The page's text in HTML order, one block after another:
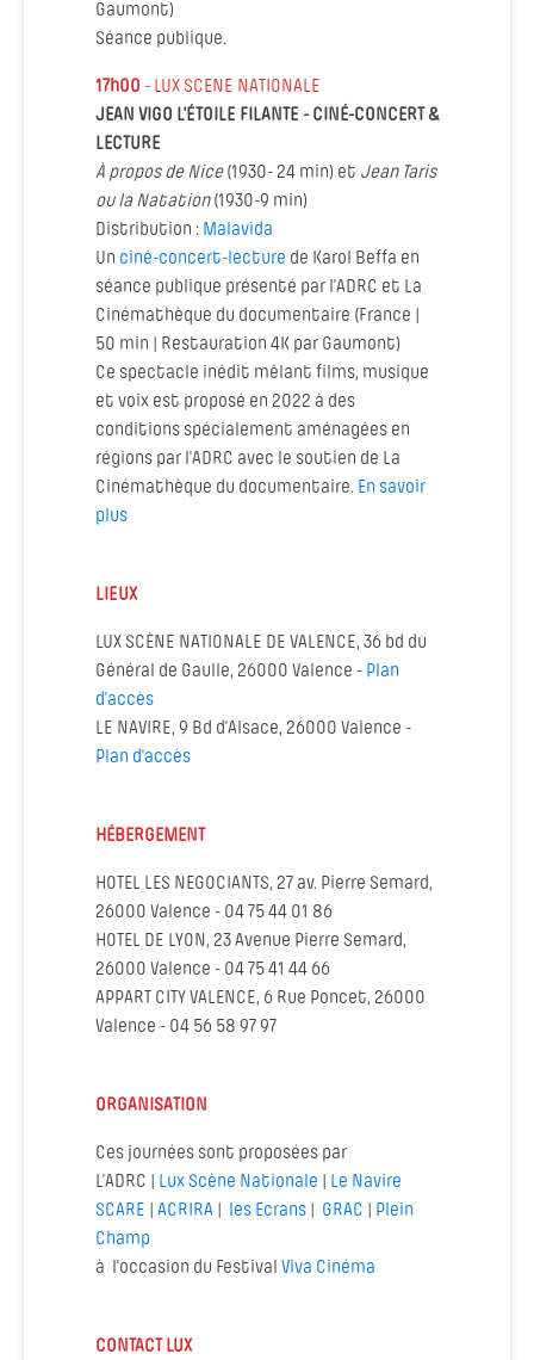
Gaumont)
Séance publique.
17h00 - LUX SCENE NATIONALE
JEAN VIGO L’ÉTOILE FILANTE - CINÉ-CONCERT &
LECTURE
À propos de Nice(1930- 24 min) et Jean Taris
ou la Natation(1930-9 min)
Distribution : Malavida
Un ciné-concert-lecture de Karol Beffa en
séance publique présenté par l’ADRC et La
Cinémathèque du documentaire (France |
50 min | Restauration 4K par Gaumont)
Ce spectacle inédit mêlant films, musique
et voix est proposé en 2022 à des
conditions spécialement aménagées en
régions par l'ADRC avec le soutien de La
Cinémathèque du documentaire. En savoir
plus
LIEUX
LUX SCÈNE NATIONALE DE VALENCE, 36 bd du
Général de Gaulle, 26000 Valence - Plan
d'accès
LE NAVIRE, 9 Bd d'Alsace, 26000 Valence -
Plan d'accès
HÉBERGEMENT
HOTEL LES NEGOCIANTS, 27 av. Pierre Semard,
26000 Valence - 04 75 44 01 86
HOTEL DE LYON, 23 Avenue Pierre Semard,
26000 Valence - 04 75 41 44 66
APPART CITY VALENCE, 6 Rue Poncet, 26000
Valence - 04 56 58 97 97
ORGANISATION
Ces journées sont proposées par
L’ADRC | Lux Scène Nationale
Le Navire
SCARE
ACRIRA les Ecrans GRAC
Plein
Champ
à l'occasion du Festival Viva Cinéma
CONTACT LUX